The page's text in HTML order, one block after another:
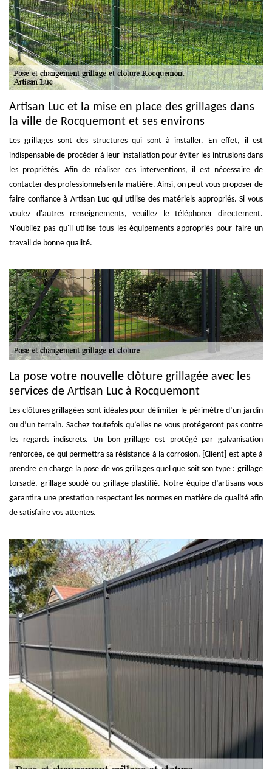
Artisan Luc et la mise en place des grillages dans
la ville de Rocquemont et ses environs
Les grillages sont des structures qui sont à installer. En effet, il est
indispensable de procéder à leur installation pour éviter les intrusions dans
les propriétés. Afin de réaliser ces interventions, il est nécessaire de
contacter des professionnels en la matière. Ainsi, on peut vous proposer de
faire confiance à Artisan Luc qui utilise des matériels appropriés. Si vous
voulez d'autres renseignements, veuillez le téléphoner directement.
N'oubliez pas qu'il utilise tous les équipements appropriés pour faire un
travail de bonne qualité.
La pose votre nouvelle clôture grillagée avec les
services de Artisan Luc à Rocquemont
Les clôtures grillagées sont idéales pour délimiter le périmètre d’un jardin
ou d’un terrain. Sachez toutefois qu’elles ne vous protégeront pas contre
les regards indiscrets. Un bon grillage est protégé par galvanisation
renforcée, ce qui permettra sa résistance à la corrosion. {Client] est apte à
prendre en charge la pose de vos grillages quel que soit son type : grillage
torsadé, grillage soudé ou grillage plastifié. Notre équipe d’artisans vous
garantira une prestation respectant les normes en matière de qualité afin
de satisfaire vos attentes.